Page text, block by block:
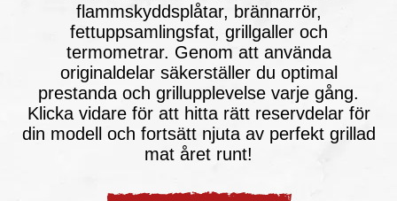
flammskyddsplåtar, brännarrör,
fettuppsamlingsfat, grillgaller och
termometrar. Genom att använda
originaldelar säkerställer du optimal
prestanda och grillupplevelse varje gång.
Klicka vidare för att hitta rätt reservdelar för
din modell och fortsätt njuta av perfekt grillad
mat året runt!